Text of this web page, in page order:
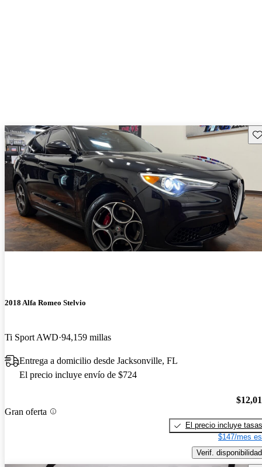
2018 Alfa Romeo Stelvio
Ti Sport AWD 94,159 millas
Entrega a domicilio desde Jacksonville, FL
El precio incluye envío de $724
Gran oferta
El precio incluye tasas
$147/mes
Verif. disponibilidad